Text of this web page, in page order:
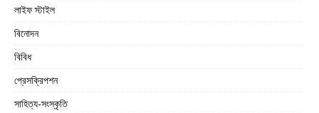
লাইফ স্টাইল
বিনোদন
বিবিধ
প্রেসক্রিপশন
সাহিত্য-সংস্কৃতি